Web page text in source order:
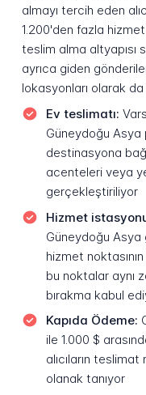
almayı tercih eden
1.200'den fazla hizmet
teslim alma altyapısı
ayrıca giden
lokasyonları olarak
Ev teslimatı:
Güneydoğu Asya
destinasyona
acenteleri veya
gerçekleştiriliyor
Hizmet
Güneydoğu Asya
hizmet
bu noktalar aynı
bırakma kabul
Kapıda Ödeme:
ile 1.000 $
alıcıların
olanak tanıyor